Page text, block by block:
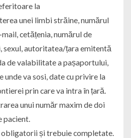
la
unei limbi străine, numărul
cetățenia, numărul de
sexul, autoritatea/țara emitentă
de valabilitate a pașaportului,
unde va sosi, date cu privire la
prin care va intra în țară.
unui număr maxim de doi
pacient.
obligatorii și trebuie completate.